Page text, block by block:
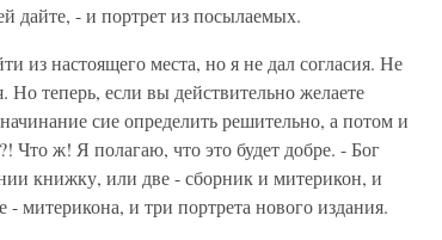
дайте, - и портрет из посылаемых.
из настоящего места, но я не дал согласия. Не
теперь, если вы действительно желаете
сие определить решительно, а потом и
Что ж! Я полагаю, что это будет добре. - Бог
книжку, или две - сборник и митерикон, и
митерикона, и три портрета нового издания.